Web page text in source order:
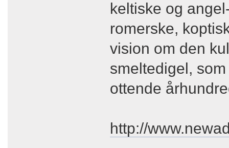
keltiske og
romerske,
vision om den
smeltedigel,
ottende
http://